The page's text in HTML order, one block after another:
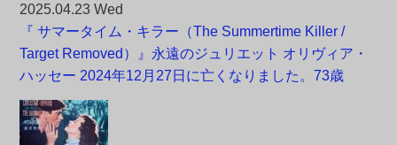
2025.04.23 Wed
『 サマータイム・キラー（The Summertime Killer /
Target Removed）』永遠のジュリエット オリヴィア・
ハッセー 2024年12月27日に亡くなりました。73歳